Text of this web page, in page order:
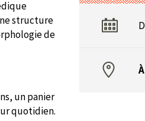
structure
de
un panier
quotidien.